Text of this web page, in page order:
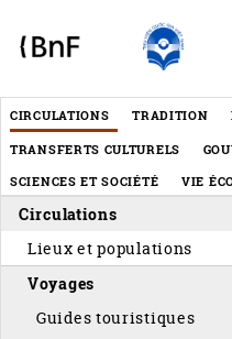
Menu
éditorial
CIRCULATIONS TRADITION
TRANSFERTS CULTURELS
SCIENCES ET SOCIÉTÉ
VIE
Circulations
Lieux et populations
Voyages
Guides touristiques